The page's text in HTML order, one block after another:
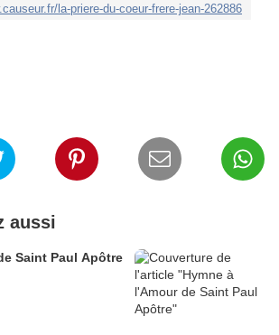
la-priere-du-coeur-frere-jean-262886
aussi
Saint Paul Apôtre